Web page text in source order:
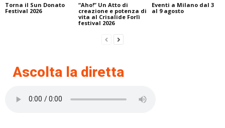
Torna il Sun Donato
Festival 2026
“Aho!” Un Atto di
creazione e potenza di
vita al Crisalide Forlì
festival 2026
Eventi a Milano dal 3
al 9 agosto
Ascolta la diretta